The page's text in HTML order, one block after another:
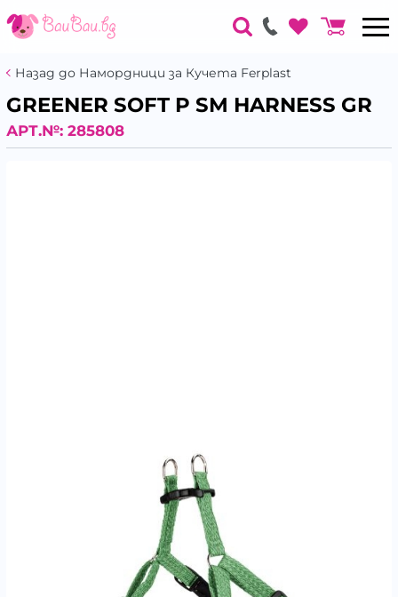
Назад до Намордници за Кучета Ferplast
GREENER SOFT P SM HARNESS GR
АРТ.№: 285808